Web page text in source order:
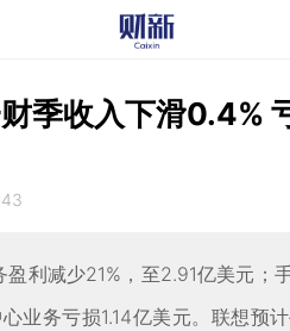
季收入下滑0.4%
盈利减少21%，至2.91亿美元；
业务亏损1.14亿美元。联想预